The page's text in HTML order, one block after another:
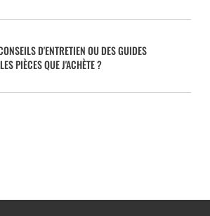
D'ENTRETIEN OU DES GUIDES
PIÈCES QUE J'ACHÈTE ?